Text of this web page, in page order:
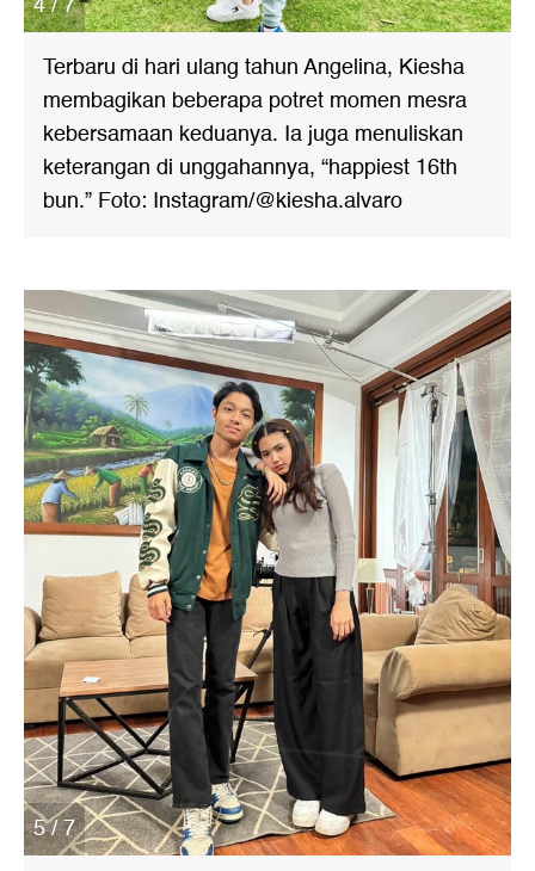
Terbaru di hari ulang tahun Angelina, Kiesha
membagikan beberapa potret momen mesra
kebersamaan keduanya. Ia juga menuliskan
keterangan di unggahannya, “happiest 16th
bun.” Foto: Instagram/@kiesha.alvaro
5 / 7